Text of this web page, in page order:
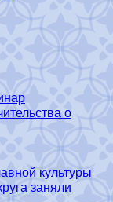
о
культуры
заняли